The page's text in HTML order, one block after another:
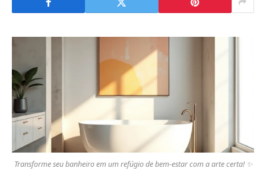
Transforme seu banheiro em um refúgio de bem-estar com a arte certa! ✨